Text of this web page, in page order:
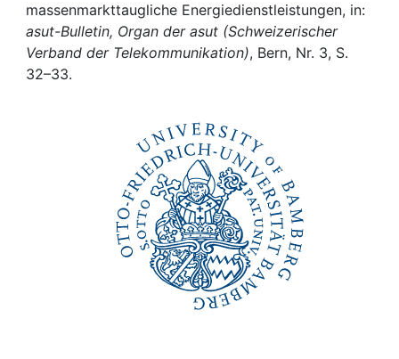
My FIS
Help
massenmarkttaugliche Energiedienstleistungen, in:
asut-Bulletin, Organ der asut (Schweizerischer
Verband der Telekommunikation), Bern, Nr. 3, S.
32–33.